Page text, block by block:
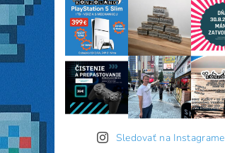
Sledovať na Instagrame